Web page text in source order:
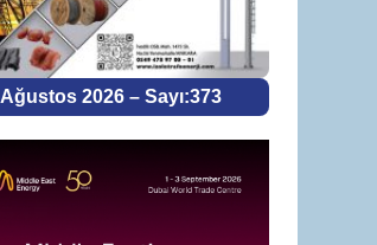
Ağustos 2026 – Sayı:373